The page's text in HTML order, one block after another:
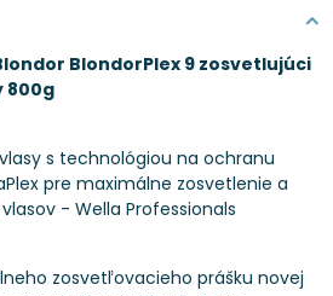
BlondorPlex 9 zosvetlujúci
800g
s technológiou na ochranu
pre maximálne zosvetlenie a
- Wella Professionals
zosvetľovacieho prášku novej